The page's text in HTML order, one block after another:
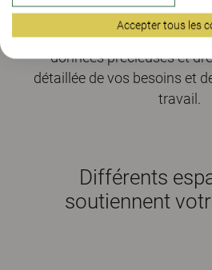
création de votre nouvel
travail. Ils recueillent des
données précieuses et
détaillée de vos besoins et
travail.
Différents
soutiennent
Accepter tous les